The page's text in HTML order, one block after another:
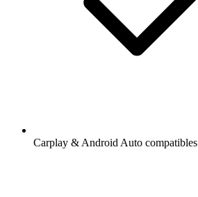
Carplay & Android Auto compatibles